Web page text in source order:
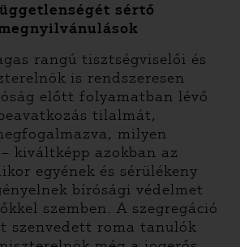
sértő
rangú tisztségviselői és
is rendszeresen
előtt folyamatban lévő
tilalmát,
milyen
kiváltképp azokban az
egyének és sérülékeny
bírósági védelmet
szemben. A szegregáció
szenvedett roma tanulók